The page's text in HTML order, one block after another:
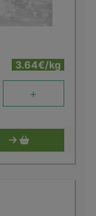
3.64€/kg
+